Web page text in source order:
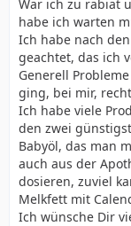
War ich zu rabiat
habe ich warten
Ich habe nach
geachtet, das ich
Generell
ging, bei mir,
Ich habe viele
den zwei
Babyöl, das man
auch aus der
dosieren, zuviel
Melkfett mit
Ich wünsche Dir